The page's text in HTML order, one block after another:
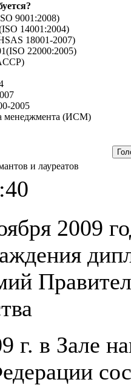
9001:2008)
14001:2004)
18001-2007)
22000:2005)
2005
менеджмента (ИСМ)
и лауреатов
2009
г. в Зале